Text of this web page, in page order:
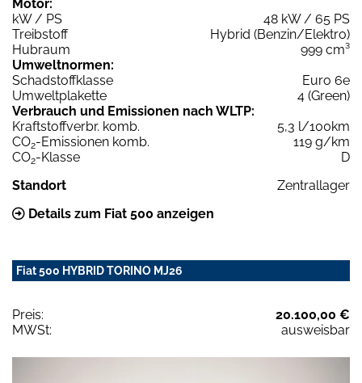
Motor:
kW / PS
48 kW / 65 PS
Treibstoff
Hybrid (Benzin/Elektro)
Hubraum
999 cm³
Umweltnormen:
Schadstoffklasse
Euro 6e
Umweltplakette
4 (Green)
Verbrauch und Emissionen nach WLTP:
Kraftstoffverbr. komb.
5,3 l/100km
CO2-Emissionen komb.
119 g/km
CO2-Klasse
D
Standort
Zentrallager
Details zum Fiat 500 anzeigen
Fiat 500 HYBRID TORINO MJ26
Preis:
20.100,00 €
MWSt:
ausweisbar